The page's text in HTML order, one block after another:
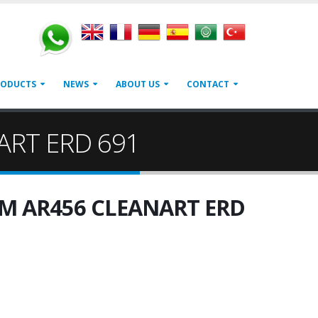
NEWS ABOUT US CONTACT
ERD 691
AR456 CLEANART ERD